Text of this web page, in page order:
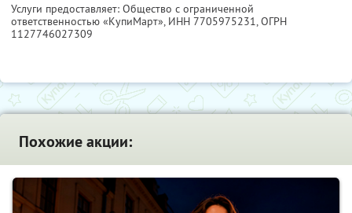
Услуги предоставляет: Общество с ограниченной
ответственностью «КупиМарт», ИНН 7705975231, ОГРН
1127746027309
Похожие акции: